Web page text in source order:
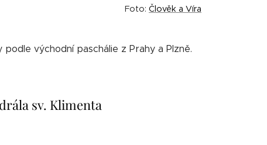
Foto: Člověk a Víra
východní paschálie z Prahy a Plzně.
sv. Klimenta